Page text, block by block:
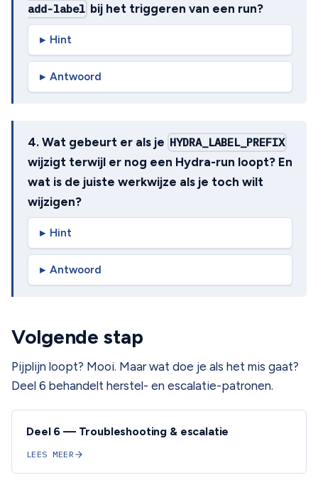
add-label bij het triggeren van een run?
Hint
Antwoord
4. Wat gebeurt er als je HYDRA_LABEL_PREFIX
wijzigt terwijl er nog een Hydra-run loopt? En
wat is de juiste werkwijze als je toch wilt
wijzigen?
Hint
Antwoord
Volgende stap
Pijplijn loopt? Mooi. Maar wat doe je als het mis gaat?
Deel 6 behandelt herstel- en escalatie-patronen.
Deel 6 — Troubleshooting & escalatie
LEES MEER